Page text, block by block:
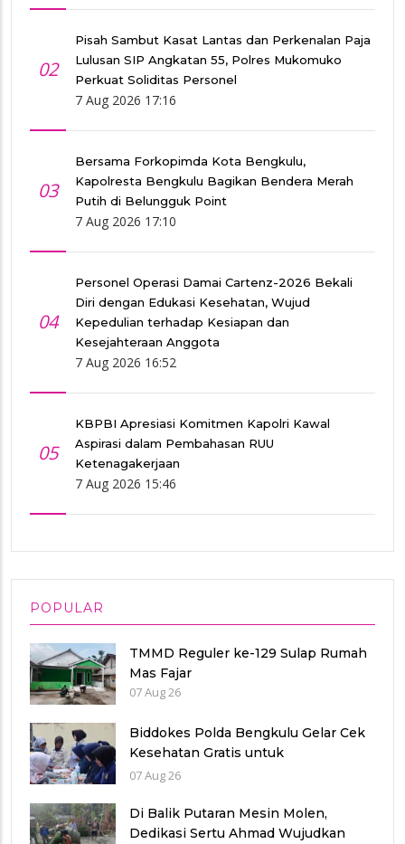
02
Pisah Sambut Kasat Lantas dan Perkenalan Paja
Lulusan SIP Angkatan 55, Polres Mukomuko
Perkuat Soliditas Personel
7 Aug 2026 17:16
03
Bersama Forkopimda Kota Bengkulu,
Kapolresta Bengkulu Bagikan Bendera Merah
Putih di Belungguk Point
7 Aug 2026 17:10
04
Personel Operasi Damai Cartenz-2026 Bekali
Diri dengan Edukasi Kesehatan, Wujud
Kepedulian terhadap Kesiapan dan
Kesejahteraan Anggota
7 Aug 2026 16:52
05
KBPBI Apresiasi Komitmen Kapolri Kawal
Aspirasi dalam Pembahasan RUU
Ketenagakerjaan
7 Aug 2026 15:46
POPULAR
TMMD Reguler ke-129 Sulap Rumah
Mas Fajar
07 Aug 26
Biddokes Polda Bengkulu Gelar Cek
Kesehatan Gratis untuk
Purnawirawan Polri, Wujud
Berkelanjutan
07 Aug 26
Di Balik Putaran Mesin Molen,
Dedikasi Sertu Ahmad Wujudkan